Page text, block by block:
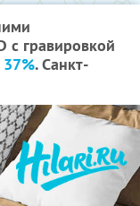
с гравировкой
. Санкт-